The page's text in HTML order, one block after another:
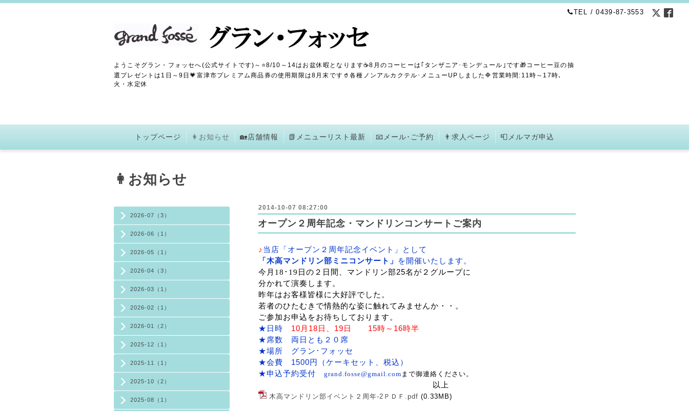
TEL / 0439-87-3553
ようこそグラン・フォッセへ(公式サイトです)～⭐8/10～14はお盆休暇となります☕8月のコーヒーは｢タンザニア･モンデュール｣です🎁コーヒー豆の抽
選プレゼントは1日～9日💗富津市プレミアム商品券の使用期限は8月末です🥤各種ノンアルカクテル･メニューUPしました🔷営業時間:11時～17時､
火・水定休
トップページ 👩お知らせ 🏡店舗情報 📗メニューリスト最新 📧メール･ご予約 👨求人ページ 📮メルマガ申込
2026-07（3）
2026-06（1）
2026-05（1）
2026-04（3）
2026-03（1）
2026-02（1）
2026-01（2）
2025-12（1）
2025-11（1）
2025-10（2）
2025-08（1）
👩お知らせ
2014-10-07 08:27:00
オープン２周年記念・マンドリンコンサートご案内
♪ 当店「オープン２周年記念イベント」として
「木高マンドリン部ミニコンサート」
を 開催いたします。
今月18･19日の２日間、マンドリン部25名が２グループに
分かれて演奏します。
昨年はお客様皆様に大好評でした。
若者のひたむきで情熱的な姿に触れてみませんか・・。
ご参加お申込をお待ちしております。
★日時 10 月 18 日、 19 日 15時～ 16時半
★席数 両日とも２０席
★場所 グラン･フォッセ
★会費 1500円（ケーキセット、税込）
★申込予約受付 grand.fosse@gmail.com まで御連絡ください。
以上
木高マンドリン部イベント２周年-2ＰＤＦ.pdf (0.33MB)